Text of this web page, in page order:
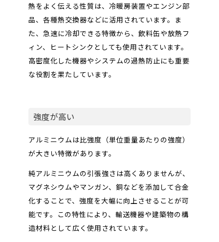
熱をよく伝える性質は、冷暖房装置やエンジン部
品、各種熱交換器などに活用されています。ま
た、急速に冷却できる特徴から、飲料缶や放熱フ
ィン、ヒートシンクとしても使用されています。
高密度化した機器やシステムの過熱防止にも重要
な役割を果たしています。
強度が高い
アルミニウムは比強度（単位重量あたりの強度）
が大きい特徴があります。
純アルミニウムの引張強さは高くありませんが、
マグネシウムやマンガン、銅などを添加して合金
化することで、強度を大幅に向上させることが可
能です。この特性により、輸送機器や建築物の構
造材料として広く使用されています。